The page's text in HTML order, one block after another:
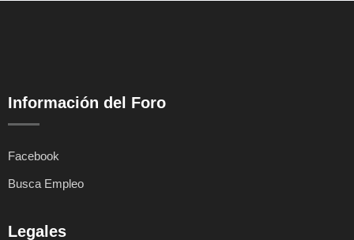
Información del Foro
Facebook
Busca Empleo
Legales